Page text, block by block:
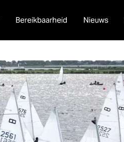
Bereikbaarheid Nieuws